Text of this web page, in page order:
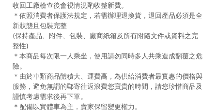
收回工廠檢查後會視情況酌收整新費。
＊依照消費者保護法規定，若需辦理退換貨，退回產品必須是全
新狀態且包裝完整
(保持產品、附件、包裝、廠商紙箱及所有附隨文件或資料之完
整性)
＊本商品每次限一人乘坐，使用請勿同時多人共乘造成翻覆之危
險。
＊由於車類商品體積大、運費高，為供給消費者最實惠的價格與
服務，避免無謂的郵寄往返浪費您寶貴的時間，請您珍惜商品及
謹慎考慮需求後再下單。
＊配備以實體車為主，賣家保留變更權力。